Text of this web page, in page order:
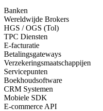
Banken
Wereldwijde Brokers
HGS / OGS (Tol)
TPC Diensten
E-facturatie
Betalingsgateways
Verzekeringsmaatschappijen
Servicepunten
Boekhoudsoftware
CRM Systemen
Mobiele SDK
E-commerce API